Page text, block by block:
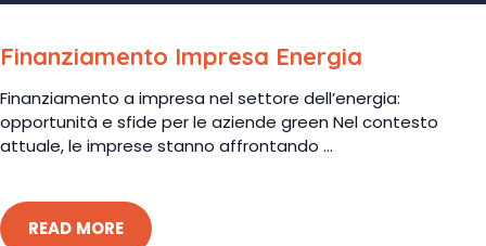
Finanziamento Impresa Energia
Finanziamento a impresa nel settore dell’energia:
opportunità e sfide per le aziende green Nel contesto
attuale, le imprese stanno affrontando ...
READ MORE